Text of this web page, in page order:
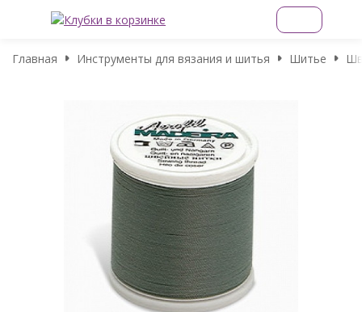
Главная Инструменты для вязания и шитья Шитье